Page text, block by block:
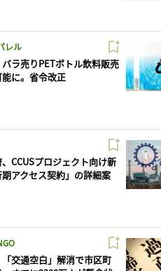
レル
バラ売りPETボトル飲料販売
に。省令改正
、CCUSプロジェクト向け新
アクセス契約」の詳細案
「交通空白」解消で市区町